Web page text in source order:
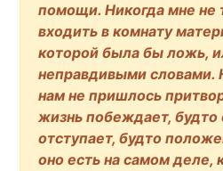
помощи. Никогда мне не
входить в комнату
которой была бы ложь,
неправдивыми словами.
нам не пришлось
жизнь побеждает, будто
отступает, будто
оно есть на самом деле,